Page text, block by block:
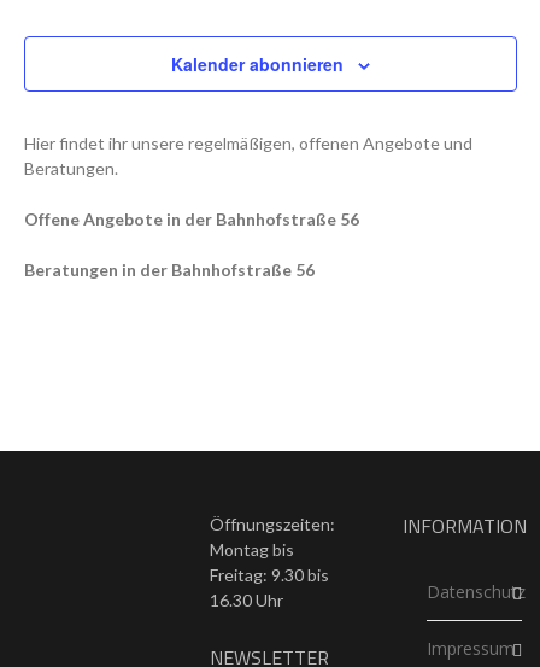
Kalender abonnieren
Hier findet ihr unsere regelmäßigen, offenen Angebote und
Beratungen.
Offene Angebote in der Bahnhofstraße 56
Beratungen in der Bahnhofstraße 56
Öffnungszeiten:
Montag bis
Freitag: 9.30 bis
16.30 Uhr
NEWSLETTER
INFORMATION
Datenschutz
Impressum